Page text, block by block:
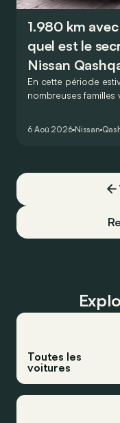
1.980 km
quel est le
Nissan
En cette période
nombreuses
Qashqai e-Power, il
6 Aoû 2026 Nissan
Toutes les
voitures